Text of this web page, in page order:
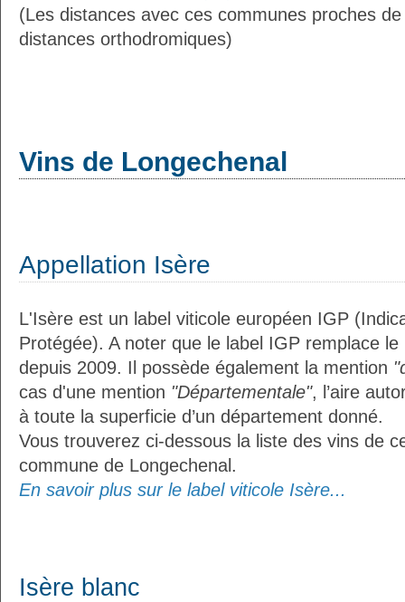
(Les distances avec ces communes proches
distances orthodromiques)
Vins de Longechenal
Appellation Isère
L'Isère est un label viticole européen IGP
Protégée). A noter que le label IGP remplace
depuis 2009. Il possède également la mention
cas d'une mention "Départementale", l’aire
à toute la superficie d’un département donné.
Vous trouverez ci-dessous la liste des vins de
commune de Longechenal.
En savoir plus sur le label viticole Isère...
Isère blanc